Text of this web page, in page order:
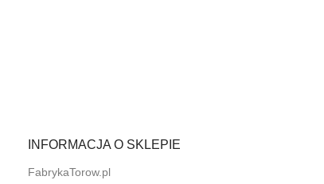
INFORMACJA O SKLEPIE
FabrykaTorow.pl